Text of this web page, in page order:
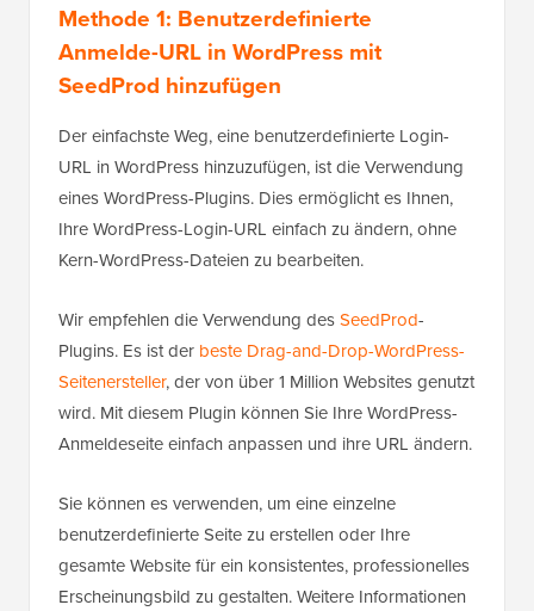
Methode 1: Benutzerdefinierte
Anmelde-URL in WordPress mit
SeedProd hinzufügen
Der einfachste Weg, eine benutzerdefinierte Login-
URL in WordPress hinzuzufügen, ist die Verwendung
eines WordPress-Plugins. Dies ermöglicht es Ihnen,
Ihre WordPress-Login-URL einfach zu ändern, ohne
Kern-WordPress-Dateien zu bearbeiten.
Wir empfehlen die Verwendung desSeedProd-
Plugins. Es ist der beste Drag-and-Drop-WordPress-
Seitenersteller, der von über 1 Million Websites genutzt
wird. Mit diesem Plugin können Sie Ihre WordPress-
Anmeldeseite einfach anpassen und ihre URL ändern.
Sie können es verwenden, um eine einzelne
benutzerdefinierte Seite zu erstellen oder Ihre
gesamte Website für ein konsistentes, professionelles
Erscheinungsbild zu gestalten. Weitere Informationen